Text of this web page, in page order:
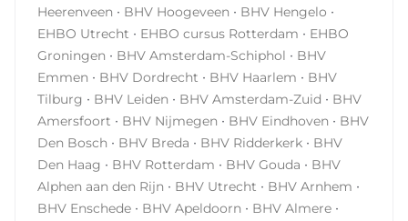
EHBO Utrecht·EHBO cursus Rotterdam·EHBO
Groningen·BHV Amsterdam-Schiphol·BHV
Emmen·BHV Dordrecht·BHV Haarlem·BHV
Tilburg·BHV Leiden·BHV Amsterdam-Zuid·BHV
Amersfoort· BHV Nijmegen·BHV Eindhoven ·BHV
Den Bosch · BHV Breda·BHV Ridderkerk·BHV
Den Haag· BHV Rotterdam·BHV Gouda · BHV
Alphen aan den Rijn·BHV Utrecht·BHV Arnhem
BHV Enschede ·BHV Apeldoorn·BHV Almere·
BHV Zwolle·BHV Assen·BHV Appingedam·BHV